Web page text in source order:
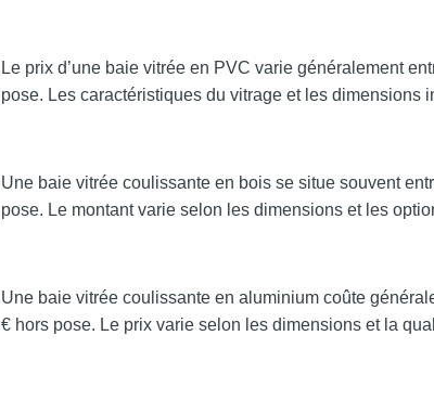
Le prix d’une baie vitrée en PVC varie généralement
pose. Les caractéristiques du vitrage et les dimensions
Une baie vitrée coulissante en bois se situe souvent
pose. Le montant varie selon les dimensions et les
Une baie vitrée coulissante en aluminium coûte
€ hors pose. Le prix varie selon les dimensions et la